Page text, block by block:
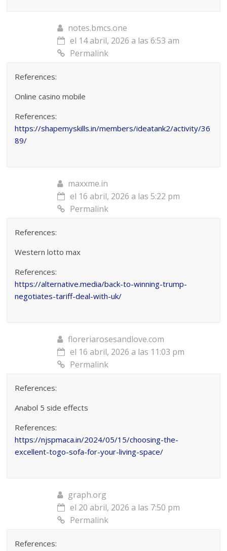
notes.bmcs.one
el 14 abril, 2026 a las 6:53 am
Permalink
References:
Online casino mobile
References:
https://shapemyskills.in/members/ideatank2/activity/36
89/
maxxme.in
el 16 abril, 2026 a las 5:22 pm
Permalink
References:
Western lotto max
References:
https://alternative.media/back-to-winning-trump-
negotiates-tariff-deal-with-uk/
floreriarosesandlove.com
el 16 abril, 2026 a las 11:03 pm
Permalink
References:
Anabol 5 side effects
References:
https://njspmaca.in/2024/05/15/choosing-the-
excellent-togo-sofa-for-your-living-space/
graph.org
el 20 abril, 2026 a las 7:50 pm
Permalink
References: